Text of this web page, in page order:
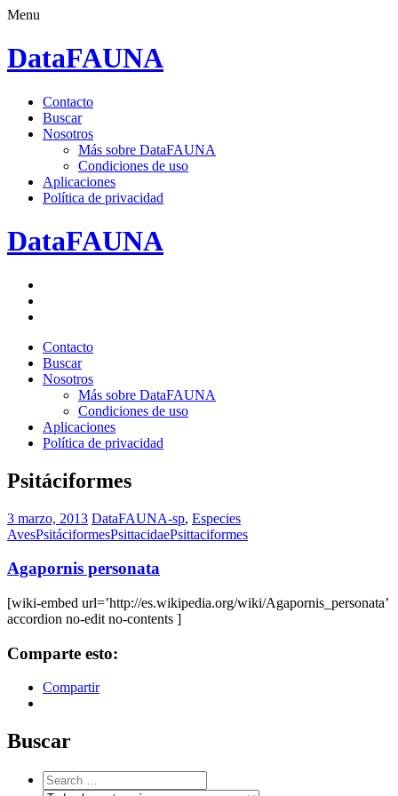
Menu
DataFAUNA
Saltar
contenido.
Contacto
Buscar
Nosotros
Más sobre DataFAUNA
Condiciones de uso
Aplicaciones
Política de privacidad
DataFAUNA
Saltar
contenido.
Contacto
Buscar
Nosotros
Más sobre DataFAUNA
Condiciones de uso
Aplicaciones
Política de privacidad
Psitáciformes
3 marzo, 2013 DataFAUNA-sp, Especies
AvesPsitáciformesPsittacidaePsittaciformes
Agapornis personata
[wiki-embed url=’http://es.wikipedia.org/wiki/Agapornis_personata’
accordion no-edit no-contents ]
Comparte esto:
Compartir
Buscar